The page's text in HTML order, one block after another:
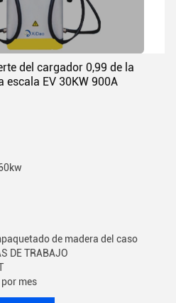
del cargador 0,99 de la
escala EV 30KW 900A
de madera del caso
DE TRABAJO
mes